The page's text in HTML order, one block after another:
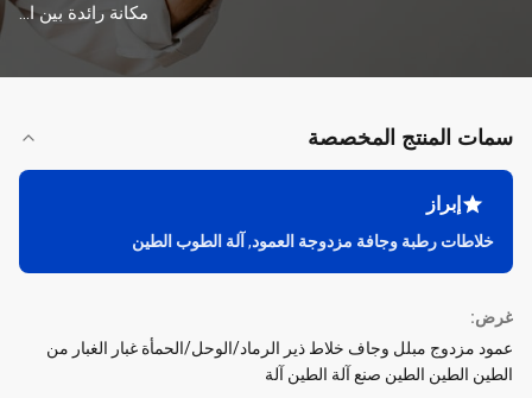
مكانة رائدة بين ا...
سمات المنتج المخصصة
إبراز
خلاطات رطبة وجافة مزدوجة العمود, آلة الطوب الطين
غرض:
عمود مزدوج مبلل وجاف خلاط ذير الرماد/الوحل/الحمأة غبار الغبار من
الطين الطين الطين صنع آلة الطين آلة